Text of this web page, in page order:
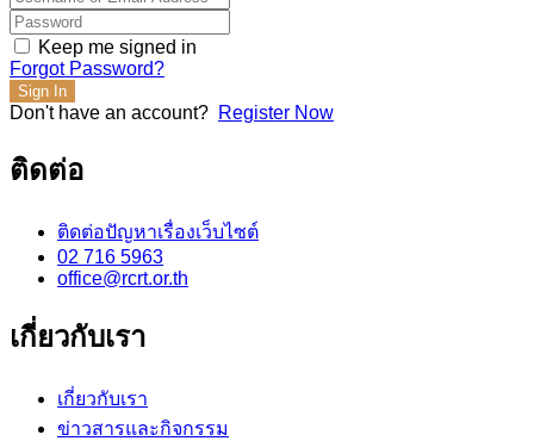
Keep me signed in
Forgot Password?
Sign In
Don't have an account? Register Now
ติดต่อ
ติดต่อปัญหาเรื่องเว็บไซต์
02 716 5963
office@rcrt.or.th
เกี่ยวกับเรา
เกี่ยวกับเรา
ข่าวสารและกิจกรรม